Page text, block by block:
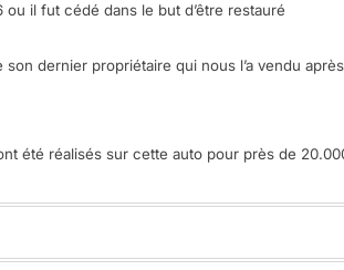
ou il fut cédé dans le but d’être restauré
son dernier propriétaire qui nous l’a vendu après
été réalisés sur cette auto pour près de